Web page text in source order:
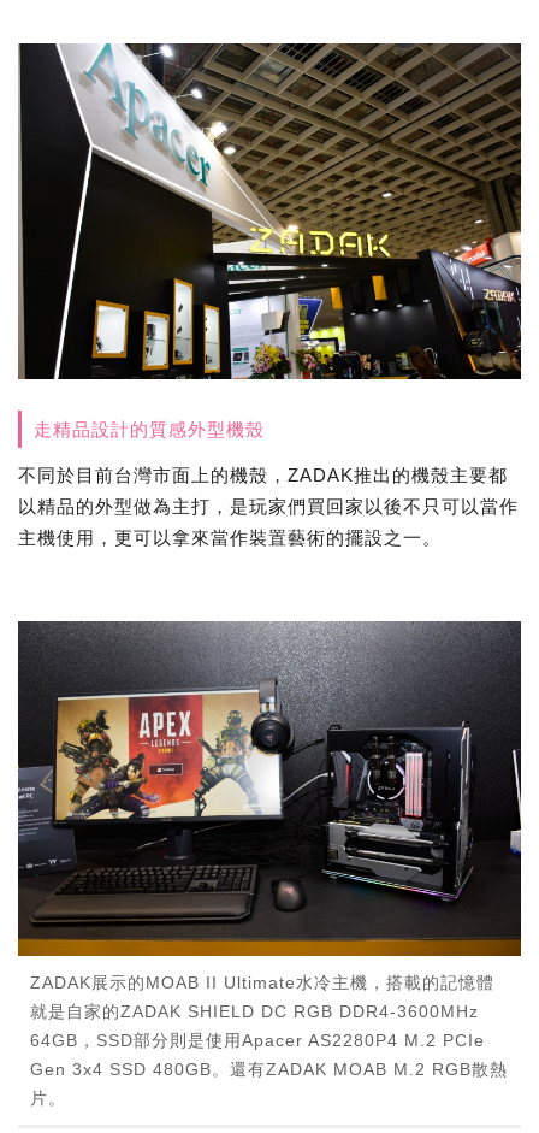
走精品設計的質感外型機殼
不同於目前台灣市面上的機殼，ZADAK推出的機殼主要都
以精品的外型做為主打，是玩家們買回家以後不只可以當作
主機使用，更可以拿來當作裝置藝術的擺設之一。
ZADAK展示的MOAB II Ultimate水冷主機，搭載的記憶體
就是自家的ZADAK SHIELD DC RGB DDR4-3600MHz
64GB，SSD部分則是使用Apacer AS2280P4 M.2 PCIe
Gen 3x4 SSD 480GB。還有ZADAK MOAB M.2 RGB散熱
片。